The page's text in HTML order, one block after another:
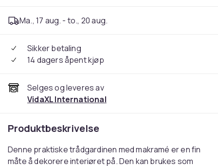
Ma., 17 aug. - to., 20 aug.
Sikker betaling
14 dagers åpent kjøp
Selges og leveres av
VidaXL International
Produktbeskrivelse
Denne praktiske trådgardinen med makramé er en fin
måte å dekorere interiøret på. Den kan brukes som